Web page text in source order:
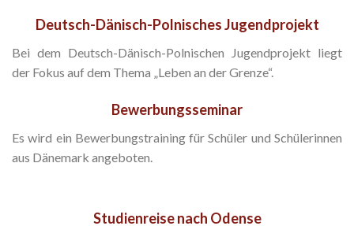
Deutsch-Dänisch-Polnisches Jugendprojekt
Bei dem Deutsch-Dänisch-Polnischen Jugendprojekt liegt
der Fokus auf dem Thema „Leben an der Grenze“.
Bewerbungsseminar
Es wird ein Bewerbungstraining für Schüler und Schülerinnen
aus Dänemark angeboten.
Studienreise nach Odense